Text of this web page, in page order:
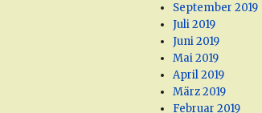
September 2019
Juli 2019
Juni 2019
Mai 2019
April 2019
März 2019
Februar 2019